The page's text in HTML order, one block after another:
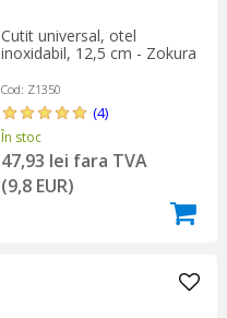
Cutit universal, otel
inoxidabil, 12,5 cm - Zokura
Cod: Z1350
(4)
În stoc
47,93 lei fara TVA
(9,8 EUR)